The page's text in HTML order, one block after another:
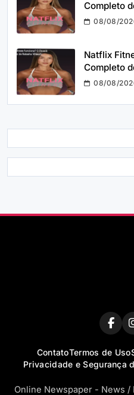
Completo
08/08/
Natflix
Completo
08/08/
ContatoTermos de Uso
Privacidade e Segurança
Online Newspaper - News /